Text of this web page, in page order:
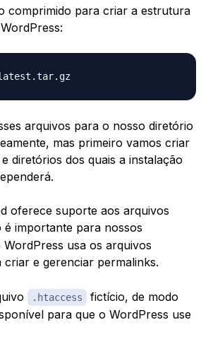
comprimido para criar a estrutura
arquivos para o nosso diretório
mas primeiro vamos criar
diretórios dos quais a instalação
oferece suporte aos arquivos
é importante para nossos
usa os arquivos
criar e gerenciar permalinks.
.htaccess
fictício, de modo
para que o WordPress use